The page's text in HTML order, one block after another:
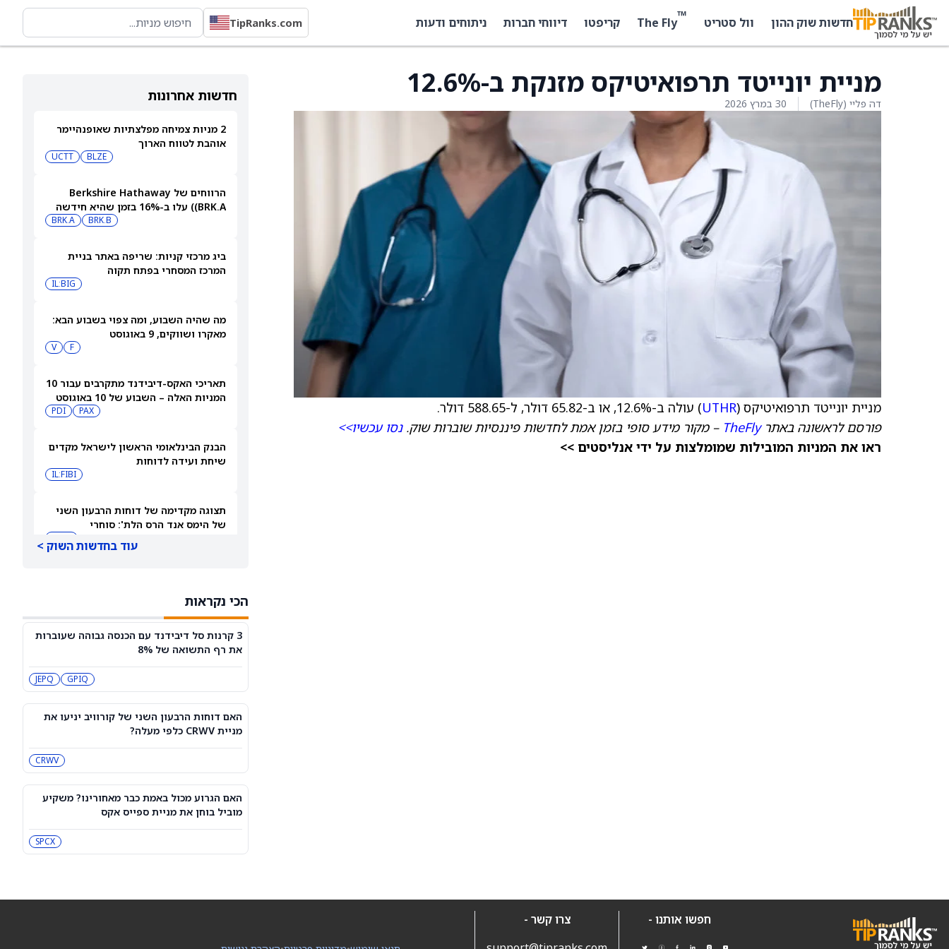
חדשות שוק ההון וול סטריט ™
The Fly קריפטו דיווחי חברות ניתוחים ודעות TipRanks.com
חדשות אחרונות
2 מניות צמיחה מפלצתיות שאופנהיימר
אוהבת לטווח הארוך
BLZE
UCTT
הרווחים של Berkshire Hathaway
(BRK.A) עלו ב-16% בזמן שהיא חידשה
רכישות עצמיות בהיקף של 4.5 מיליארדBRK.B
BRK.A
ביג מרכזי קניות: שריפה באתר בניית
המרכז המסחרי בפתח תקוה
IL:BIG
מה שהיה השבוע, ומה צפוי בשבוע הבא:
מאקרו ושווקים, 9 באוגוסט
F
V
תאריכי האקס-דיבידנד מתקרבים עבור 10
המניות האלה – השבוע של 10 באוגוסט
PAX
PDI
הבנק הבינלאומי הראשון לישראל מקדים
שיחת ועידה לדוחות
IL:FIBI
תצוגה מקדימה של דוחות הרבעון השני
של הימס אנד הרס הלת': סוחרי
האופציות נערכים לתנועה של 14.5%
באוגוסט
3 קרנות סל דיבידנד עם הכנסה גבוהה
שעוברות את רף התשואה של 8%
GPIQ
JEPQ
האם דוחות הרבעון השני של קורוויב
יניעו את מניית CRWV כלפי מעלה?
האם הגרוע מכול באמת כבר מאחורינו?
מיקרון או SK hynix: מניית שבבי AI אחת
MU
SKHY
עוד בחדשות השוק >
הכי נקראות
3 קרנות סל דיבידנד עם הכנסה גבוהה שעוברות
את רף התשואה של 8%
GPIQ
JEPQ
האם דוחות הרבעון השני של קורוויב יניעו את
מניית CRWV כלפי מעלה?
CRWV
האם הגרוע מכול באמת כבר מאחורינו? משקיע
מוביל בוחן את מניית ספייס אקס
SPCX
מניית יונייטד תרפואיטיקס מזנקת ב-12.6%
דה פליי (TheFly) 30 במרץ 2026
מניית יונייטד תרפואיטיקס (UTHR) עולה ב-12.6%, או ב-65.82 דולר, ל-588.65 דולר.
פורסם לראשונה באתרTheFly – מקור מידע סופי בזמן אמת לחדשות פיננסיות שוברות שוק.נסו עכשיו>>
ראו את המניות המובילות שמומלצות על ידי אנליסטים >>
חפשו אותנו -
צרו קשר -